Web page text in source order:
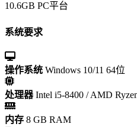
10.6GB PC平台
系统要求
操作系统 Windows 10/11 64位
处理器 Intel i5-8400 / AMD
内存 8 GB RAM